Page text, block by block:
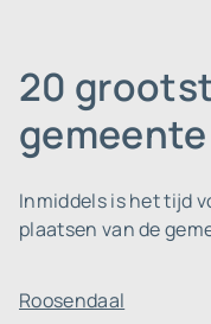
20
Inmiddels is het tijd
plaatsen van de
Roosendaal